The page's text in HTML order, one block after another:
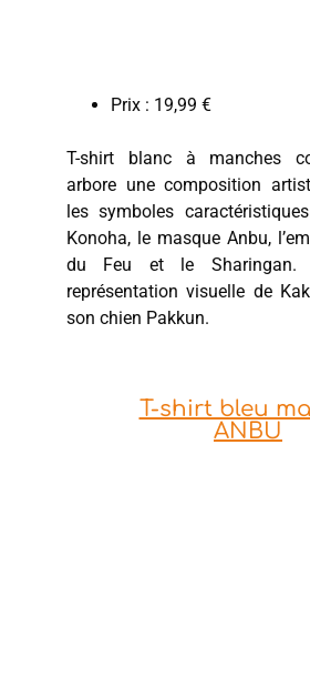
Prix : 19,99 €
T-shirt blanc à manches
arbore une composition
les symboles
Konoha, le masque Anbu,
du Feu et le Sharingan.
représentation visuelle de
son chien Pakkun.
T-shirt bleu
ANBU